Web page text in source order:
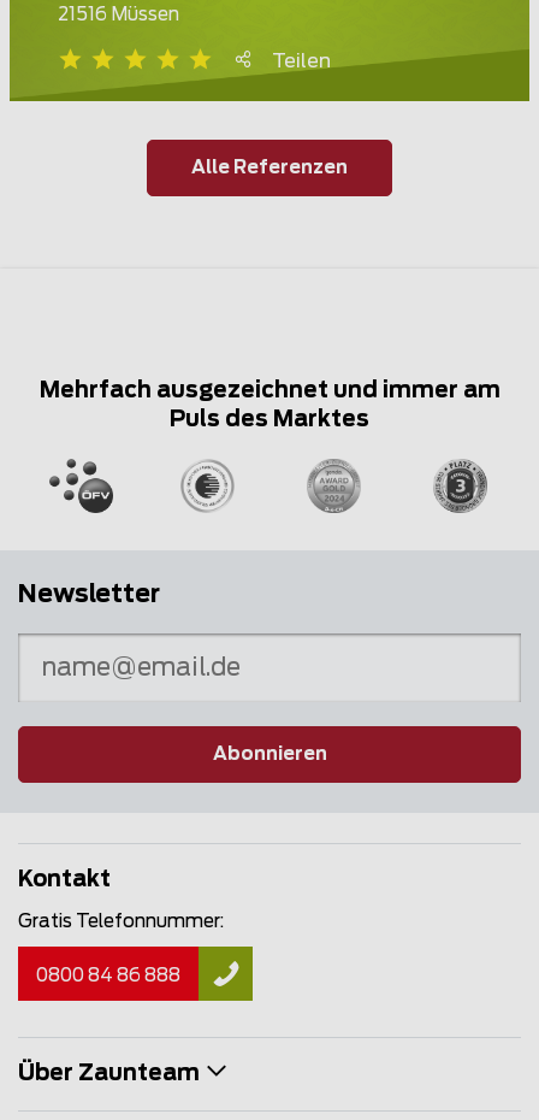
21516 Müssen
Teilen
Alle Referenzen
Mehrfach ausgezeichnet und immer am
Puls des Marktes
Newsletter
Abonnieren
Kontakt
Gratis Telefonnummer:
0800 84 86 888
Über Zaunteam